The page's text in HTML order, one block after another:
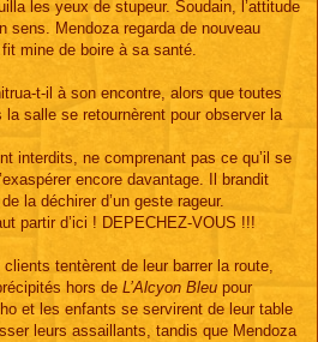
les yeux de stupeur. Soudain, l’attitude
sens. Mendoza regarda de nouveau
fit mine de boire à sa santé.
t-il à son encontre, alors que toutes
la salle se retournèrent pour observer la
interdits, ne comprenant pas ce qu’il se
encore davantage. Il brandit
la déchirer d’un geste rageur.
partir d’ici ! DEPECHEZ-VOUS !!!
tentèrent de leur barrer la route,
hors de L’Alcyon Bleu pour
et les enfants se servirent de leur table
leurs assaillants, tandis que Mendoza